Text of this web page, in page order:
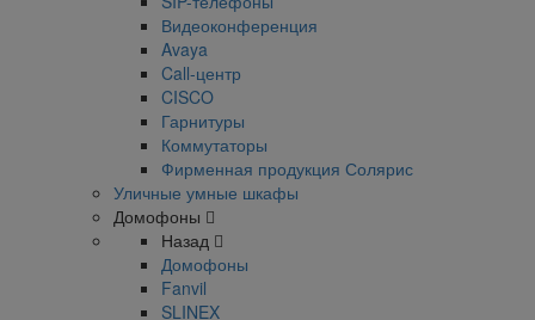
Видеоконференция
Avaya
Call-центр
CISCO
Гарнитуры
Коммутаторы
Фирменная продукция Солярис
Уличные умные шкафы
Домофоны
Назад
Домофоны
Fanvil
SLINEX